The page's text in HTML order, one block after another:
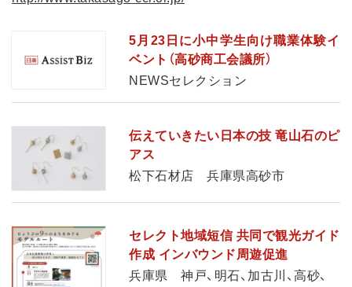
5月23日に小中学生向け職業体験イ
ベント（高砂商工会議所）
NEWSセレクション
伝えていきたい日本の技 竜山石のピ
アス
松下石材店 兵庫県高砂市
セレクト地域短信 共同で観光ガイド
作成 インバウンド周遊促進
兵庫県 神戸、明石、加古川、高砂、